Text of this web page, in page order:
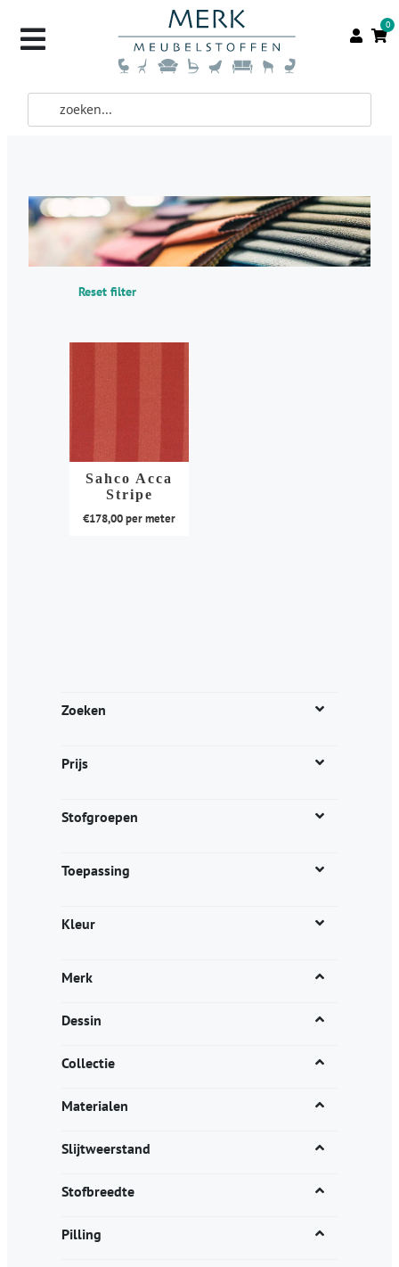
0
Zoeken
Prijs
Stofgroepen
Toepassing
Kleur
Merk
Dessin
Collectie
Materialen
Slijtweerstand
Stofbreedte
Pilling
Reset filter
Sahco Acca
Stripe
€178,00per meter
kan
op
productpagina